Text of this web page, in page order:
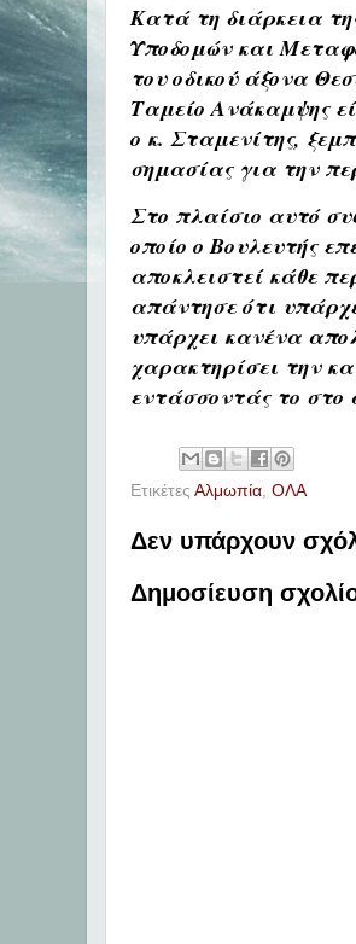
Κατά τη διάρκεια
Υποδομών και
του οδικού άξονα
Ταμείο Ανάκαμψης
ο κ. Σταμενίτης,
σημασίας για την
Στο πλαίσιο αυτό
οποίο ο Βουλευτής
αποκλειστεί κάθε
απάντησε ότι
υπάρχει κανένα
χαρακτηρίσει την
εντάσσοντάς το
Ετικέτες Αλμωπία ΟΛΑ
Δεν υπάρχουν
Δημοσίευση